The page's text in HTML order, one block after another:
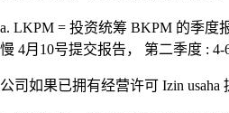
a. LKPM = 投资统筹 BKPM 的季度
慢 4月10号提交报告， 第二季度 :
公司如果已拥有经营许可 Izin